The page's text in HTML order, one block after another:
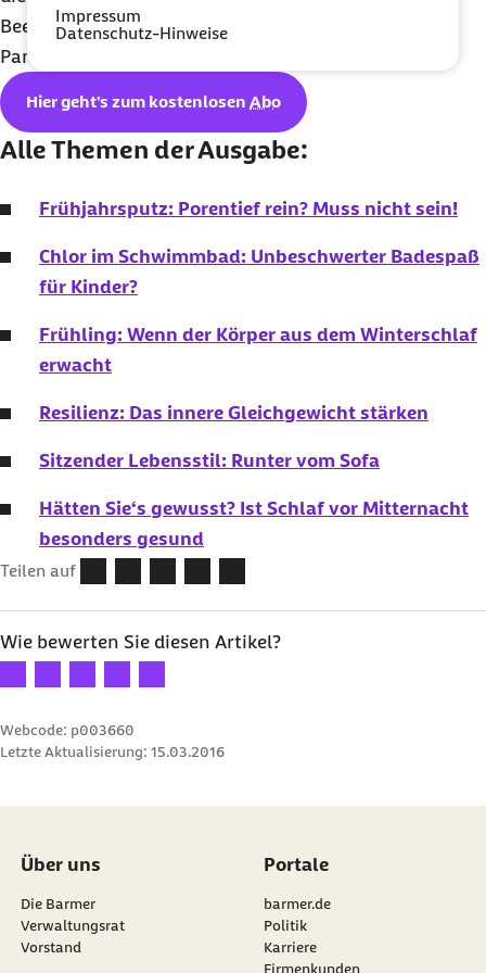
Impressum
Datenschutz-Hinweise
Beeinflussen einer Situation behält", so Jakob-
Pannier.
Hier geht's zum kostenlosen Abo
Alle Themen der Ausgabe:
Frühjahrsputz: Porentief rein? Muss nicht sein!
Chlor im Schwimmbad: Unbeschwerter Badespaß
für Kinder?
Frühling: Wenn der Körper aus dem Winterschlaf
erwacht
Resilienz: Das innere Gleichgewicht stärken
Sitzender Lebensstil: Runter vom Sofa
Hätten Sie‘s gewusst? Ist Schlaf vor Mitternacht
besonders gesund
Teilen auf
Wie bewerten Sie diesen Artikel?
Ihre Bewertung: 1 Stern
Ihre Bewertung: 2 Sterne
Ihre Bewertung: 3 Sterne
Ihre Bewertung: 4 Sterne
Ihre Bewertung: 5 Sterne
Webcode: p003660
Letzte Aktualisierung: 15.03.2016
Über uns
Die Barmer
Verwaltungsrat
Vorstand
Portale
barmer.de
Politik
Karriere
Firmenkunden